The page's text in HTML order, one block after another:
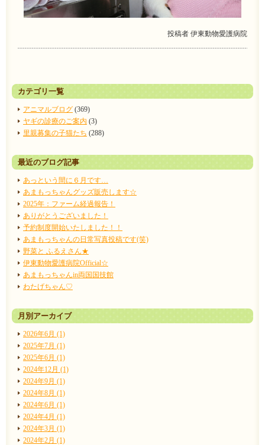
投稿者 伊東動物愛護病院
カテゴリ一覧
アニマルブログ (369)
ヤギの診療のご案内 (3)
里親募集の子猫たち (288)
最近のブログ記事
あっという間に６月です…
あまもっちゃんグッズ販売します☆
2025年：ファーム経過報告！
ありがとうございました！
予約制度開始いたしました！！
あまもっちゃんの日常写真投稿です(笑)
野菜と ふるえさん★
伊東動物愛護病院Official☆
あまもっちゃんin両国国技館
わたげちゃん♡
月別アーカイブ
2026年6月 (1)
2025年7月 (1)
2025年6月 (1)
2024年12月 (1)
2024年9月 (1)
2024年8月 (1)
2024年6月 (1)
2024年4月 (1)
2024年3月 (1)
2024年2月 (1)